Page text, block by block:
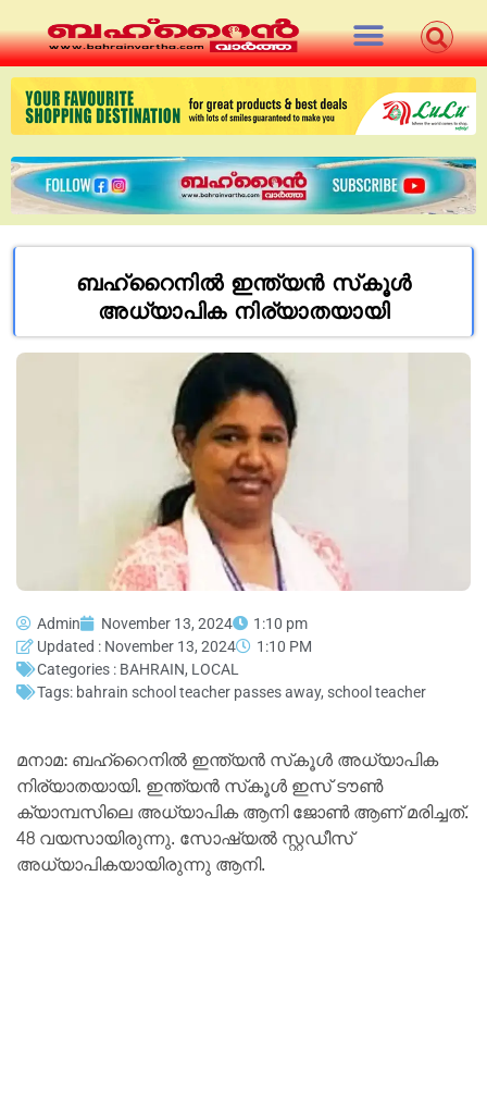
ബഹ്‌റൈനിൽ ഇന്ത്യൻ സ്‌കൂൾ
അധ്യാപിക നിര്യാതയായി
Admin November 13, 2024
1:10 pm
Updated : November 13, 2024
1:10 PM
Categories : BAHRAIN, LOCAL
Tags: bahrain school teacher passes away, school teacher
മനാമ: ബഹ്‌റൈനിൽ ഇന്ത്യൻ സ്‌കൂൾ അധ്യാപിക
നിര്യാതയായി. ഇന്ത്യൻ സ്‌കൂൾ ഇസ് ടൗൺ
ക്യാമ്പസിലെ അധ്യാപിക ആനി ജോൺ ആണ് മരിച്ചത്.
48 വയസായിരുന്നു. സോഷ്യൽ സ്റ്റഡീസ്
അധ്യാപികയായിരുന്നു ആനി.